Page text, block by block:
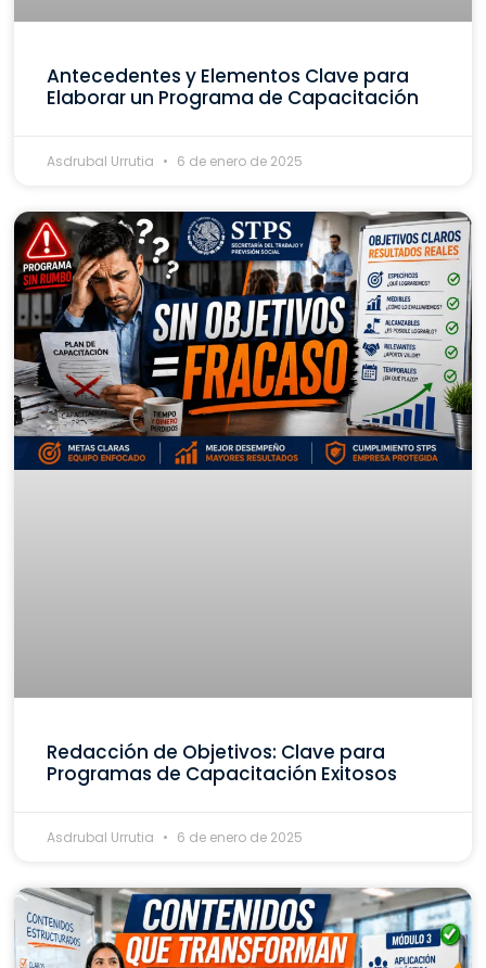
Antecedentes y Elementos Clave para
Elaborar un Programa de Capacitación
Asdrubal Urrutia 6 de enero de 2025
Redacción de Objetivos: Clave para
Programas de Capacitación Exitosos
Asdrubal Urrutia 6 de enero de 2025